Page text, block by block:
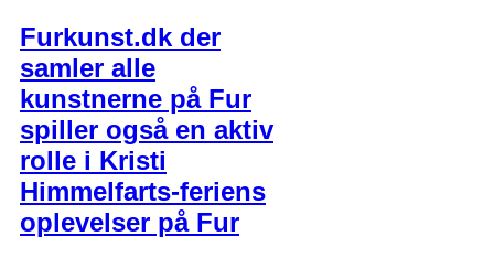
Furkunst.dk der
samler alle
kunstnerne på Fur
spiller også en aktiv
rolle i Kristi
Himmelfarts-feriens
oplevelser på Fur